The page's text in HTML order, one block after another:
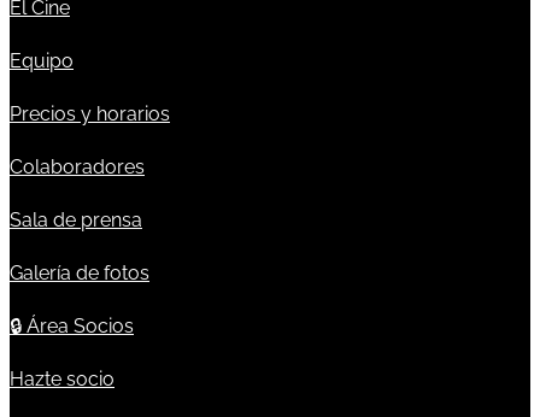
El Cine
Equipo
Precios y horarios
Colaboradores
Sala de prensa
Galería de fotos
🔒 Área Socios
Hazte socio